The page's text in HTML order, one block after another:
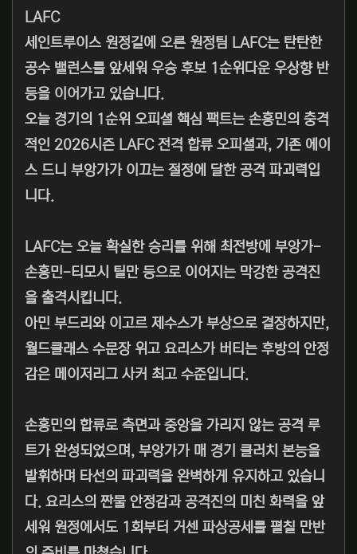
LAFC
세인트루이스 원정길에 오른 원정팀 LAFC는 탄탄한
공수 밸런스를 앞세워 우승 후보 1순위다운 우상향 반
등을 이어가고 있습니다.
오늘 경기의 1순위 오피셜 핵심 팩트는 손흥민의 충격
적인 2026시즌 LAFC 전격 합류 오피셜과, 기존 에이
스 드니 부앙가가 이끄는 절정에 달한 공격 파괴력입
니다.
LAFC는 오늘 확실한 승리를 위해 최전방에 부앙가-
손흥민-티모시 틸만 등으로 이어지는 막강한 공격진
을 출격시킵니다.
아민 부드리와 이고르 제수스가 부상으로 결장하지만,
월드클래스 수문장 위고 요리스가 버티는 후방의 안정
감은 메이저리그 사커 최고 수준입니다.
손흥민의 합류로 측면과 중앙을 가리지 않는 공격 루
트가 완성되었으며, 부앙가가 매 경기 클러치 본능을
발휘하며 타선의 파괴력을 완벽하게 유지하고 있습니
다. 요리스의 짠물 안정감과 공격진의 미친 화력을 앞
세워 원정에서도 1회부터 거센 파상공세를 펼칠 만반